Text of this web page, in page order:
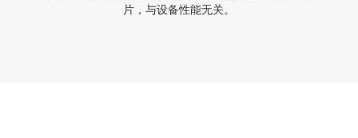
片，与设备性能无关。